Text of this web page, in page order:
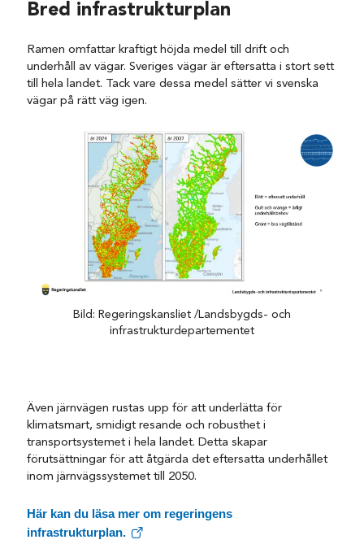
Bred infrastrukturplan
Ramen omfattar kraftigt höjda medel till drift och
underhåll av vägar. Sveriges vägar är eftersatta i stort sett
till hela landet. Tack vare dessa medel sätter vi svenska
vägar på rätt väg igen.
Bild: Regeringskansliet /Landsbygds- och
infrastrukturdepartementet
Även järnvägen rustas upp för att underlätta för
klimatsmart, smidigt resande och robusthet i
transportsystemet i hela landet. Detta skapar
förutsättningar för att åtgärda det eftersatta underhållet
inom järnvägssystemet till 2050.
Här kan du läsa mer om regeringens
infrastrukturplan.